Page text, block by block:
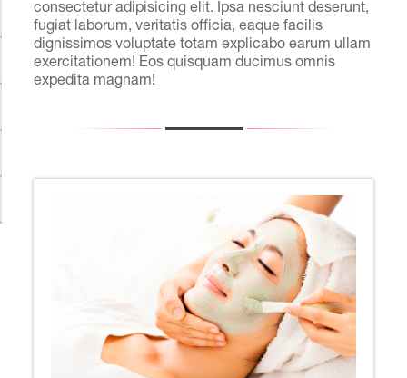
consectetur adipisicing elit. Ipsa nesciunt deserunt,
fugiat laborum, veritatis officia, eaque facilis
dignissimos voluptate totam explicabo earum ullam
exercitationem! Eos quisquam ducimus omnis
expedita magnam!